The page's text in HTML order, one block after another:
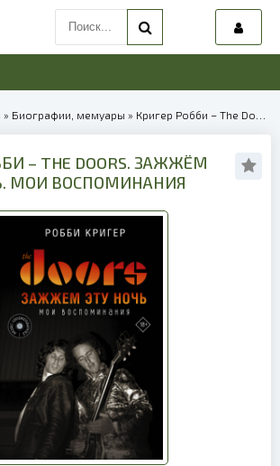
» Биографии, мемуары » Кригер Робби – The Doors. Зажжём эту ночь. Мои воспоминания | 40011
– THE DOORS. ЗАЖЖЁМ
МОИ ВОСПОМИНАНИЯ